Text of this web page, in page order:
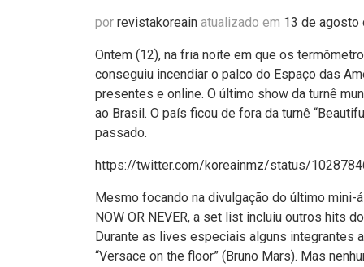
por revistakoreain atualizado em 13 de agosto
Ontem (12), na fria noite em que os
conseguiu incendiar o palco do Espaço das
presentes e online. O último show da turnê
ao Brasil. O país ficou de fora da turnê
passado.
https://twitter.com/koreainmz/status/
Mesmo focando na divulgação do último mini-
NOW OR NEVER, a set list incluiu outros hits
Durante as lives especiais alguns integrantes
“Versace on the floor” (Bruno Mars). Mas